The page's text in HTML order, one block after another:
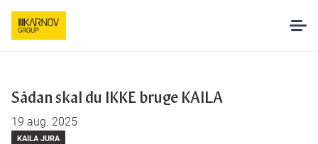
AI hos Karnov
Sådan skal du IKKE bruge KAILA
19 aug. 2025
KAILA JURA